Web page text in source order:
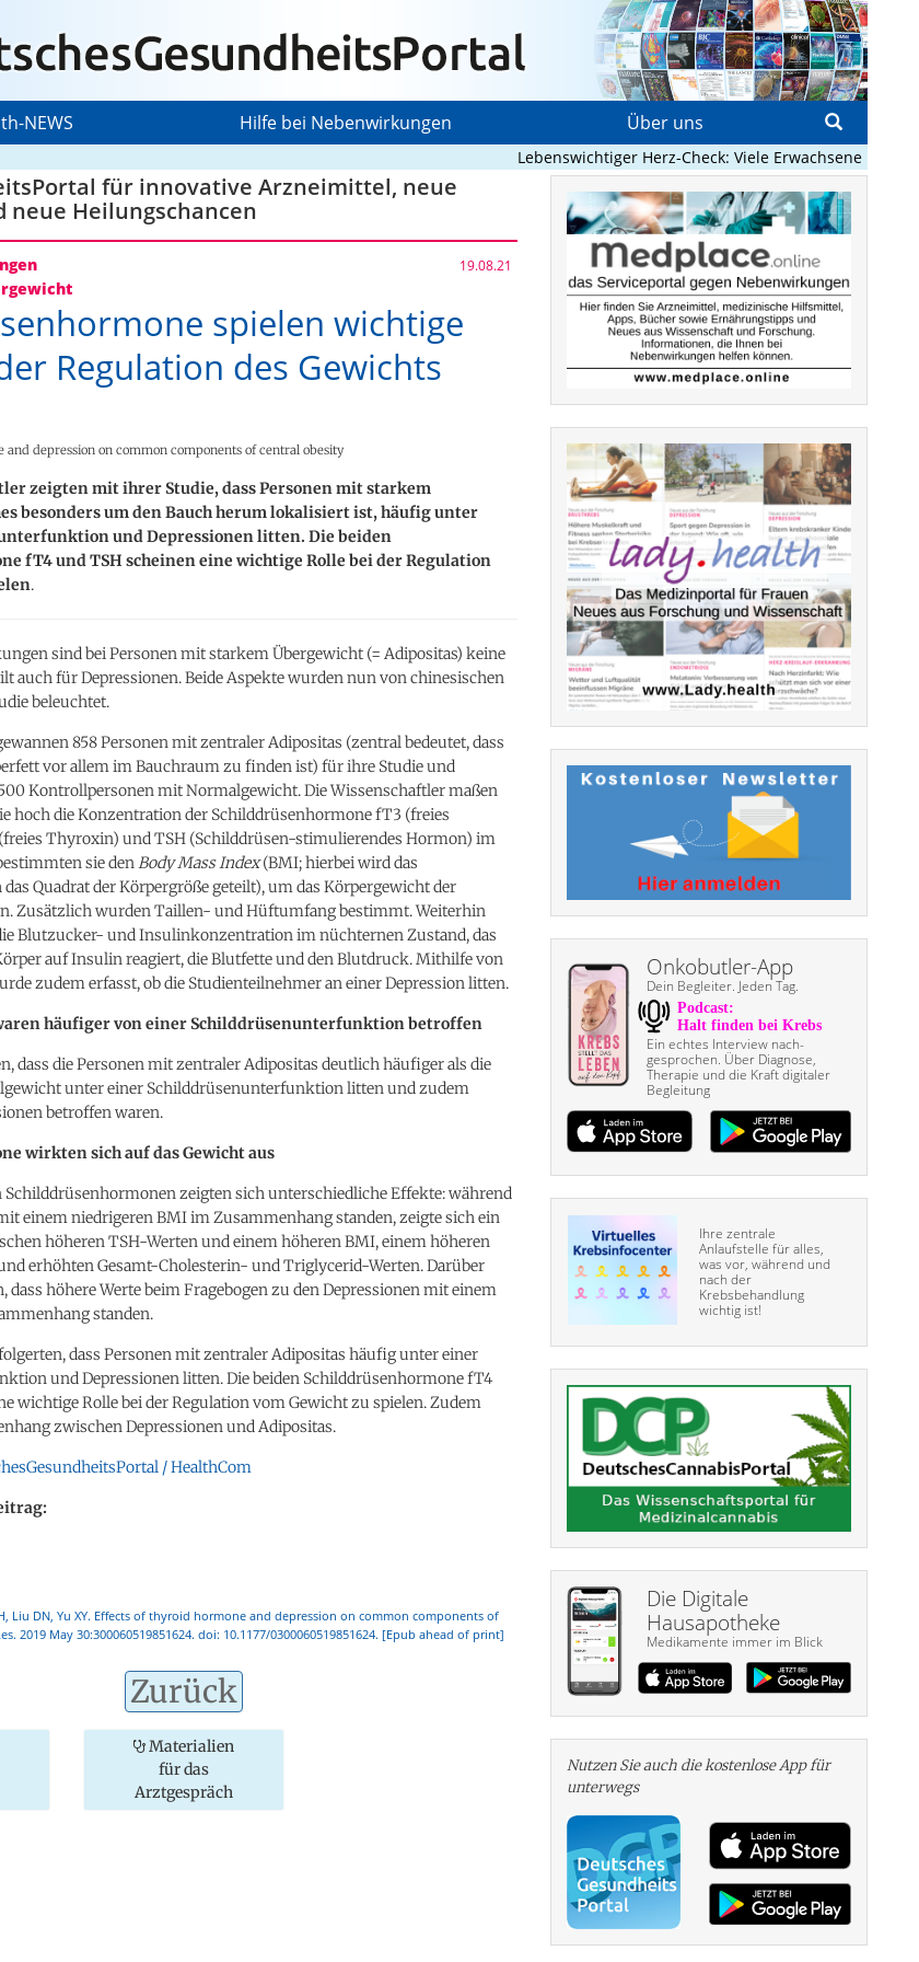
NEWS Hilfe bei Nebenwirkungen Über uns
Lebenswichtiger Herz-Check: Viele Erwachsene mit
für innovative Arzneimittel, neue
neue Heilungschancen
19.08.21
spielen wichtige
Regulation des Gewichts
and depression on common components of central obesity
zeigten mit ihrer Studie, dass Personen mit starkem
besonders um den Bauch herum lokalisiert ist, häufig unter
und Depressionen litten. Die beiden
fT4 und TSH scheinen eine wichtige Rolle bei der Regulation
.
sind bei Personen mit starkem Übergewicht (= Adipositas) keine
auch für Depressionen. Beide Aspekte wurden nun von chinesischen
beleuchtet.
858 Personen mit zentraler Adipositas (zentral bedeutet, dass
vor allem im Bauchraum zu finden ist) für ihre Studie und
Kontrollpersonen mit Normalgewicht. Die Wissenschaftler maßen
hoch die Konzentration der Schilddrüsenhormone fT3 (freies
Thyroxin) und TSH (Schilddrüsen-stimulierendes Hormon) im
sie denBody Mass Index(BMI; hierbei wird das
Quadrat der Körpergröße geteilt), um das Körpergewicht der
Zusätzlich wurden Taillen- und Hüftumfang bestimmt. Weiterhin
Blutzucker- und Insulinkonzentration im nüchternen Zustand, das
auf Insulin reagiert, die Blutfette und den Blutdruck. Mithilfe von
zudem erfasst, ob die Studienteilnehmer an einer Depression litten.
häufiger von einer Schilddrüsenunterfunktion betroffen
dass die Personen mit zentraler Adipositas deutlich häufiger als die
unter einer Schilddrüsenunterfunktion litten und zudem
betroffen waren.
wirkten sich auf das Gewicht aus
Schilddrüsenhormonen zeigten sich unterschiedliche Effekte: während
einem niedrigeren BMI im Zusammenhang standen, zeigte sich ein
höheren TSH-Werten und einem höheren BMI, einem höheren
erhöhten Gesamt-Cholesterin- und Triglycerid-Werten. Darüber
dass höhere Werte beim Fragebogen zu den Depressionen mit einem
standen.
dass Personen mit zentraler Adipositas häufig unter einer
und Depressionen litten. Die beiden Schilddrüsenhormone fT4
wichtige Rolle bei der Regulation vom Gewicht zu spielen. Zudem
zwischen Depressionen und Adipositas.
/ HealthCom
Liu DN, Yu XY. Effects of thyroid hormone and depression on common components of
2019 May 30:300060519851624. doi: 10.1177/0300060519851624. [Epub ahead of print]
Zurück
Materialien
für das
Arztgespräch
Onkobutler-App
Dein Begleiter. Jeden Tag.
Ein echtes Interview nach­
gesprochen. Über Diagnose,
Therapie und die Kraft digitaler
Begleitung
Ihre zentrale
Anlaufstelle für alles,
was vor, während und
nach der
Krebsbehandlung
wichtig ist!
Die Digitale
Hausapotheke
Medikamente immer im Blick
Nutzen Sie auch die kosten­lose App für
unterwegs